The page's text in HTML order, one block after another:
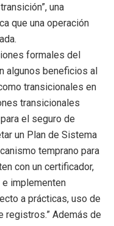
una
que una operación
formales del
algunos beneficios al
transicionales en
transicionales
el seguro de
un Plan de Sistema
temprano para
con un certificador,
e implementen
a prácticas, uso de
registros.” Además de